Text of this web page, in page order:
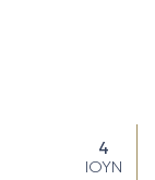
4
ΙΟΎΝ